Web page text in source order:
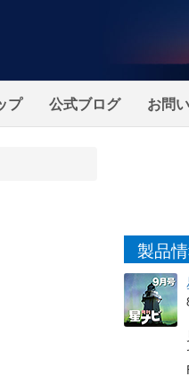
プ 公式ブログ お問
製品